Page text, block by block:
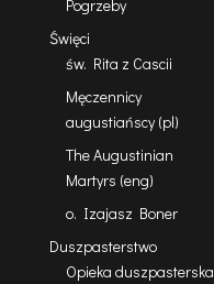
Pogrzeby
Święci
św. Rita z Cascii
Męczennicy
augustiańscy (pl)
The Augustinian
Martyrs (eng)
o. Izajasz Boner
Duszpasterstwo
Opieka duszpasterska